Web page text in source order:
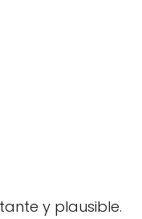
y plausible.